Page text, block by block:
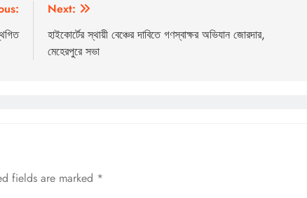
Next:
হাইকোর্টের স্থায়ী বেঞ্চের দাবিতে গণস্বাক্ষর অভিযান জোরদার,
মেহেরপুরে সভা
fields are marked *